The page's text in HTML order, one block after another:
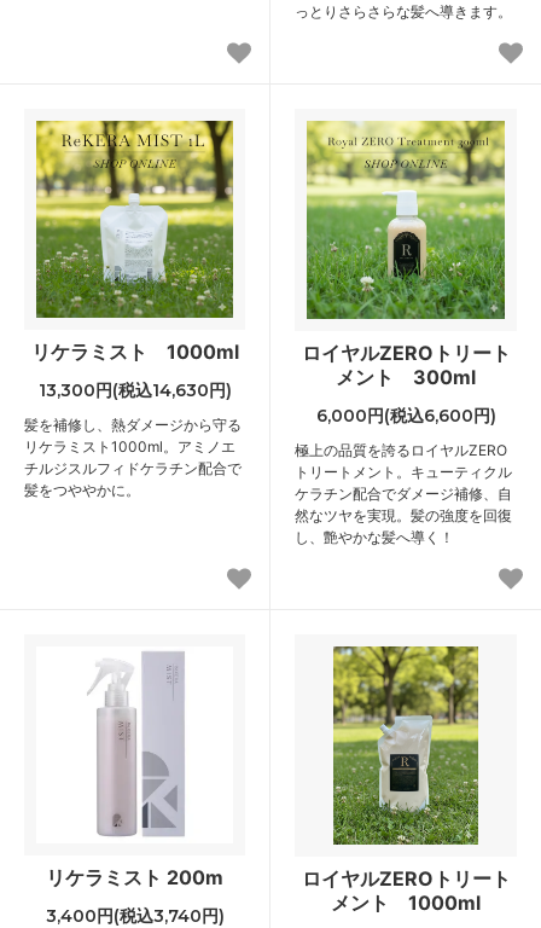
っとりさらさらな髪へ導きます。
リケラミスト 1000ml
13,300円(税込14,630円)
髪を補修し、熱ダメージから守る
リケラミスト1000ml。アミノエ
チルジスルフィドケラチン配合で
髪をつややかに。
ロイヤルZEROトリート
メント 300ml
6,000円(税込6,600円)
極上の品質を誇るロイヤルZERO
トリートメント。キューティクル
ケラチン配合でダメージ補修、自
然なツヤを実現。髪の強度を回復
し、艶やかな髪へ導く！
リケラミスト 200m
3,400円(税込3,740円)
ロイヤルZEROトリート
メント 1000ml